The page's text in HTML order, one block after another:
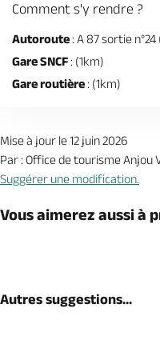
Comment s'y rendre ?
Autoroute : A 87 sortie n°24
Gare SNCF : (1km)
Gare routière : (1km)
Mise à jour le 12 juin 2026
Par : Office de tourisme Anjou
Suggérer une modification.
Vous aimerez aussi à
Autres suggestions...